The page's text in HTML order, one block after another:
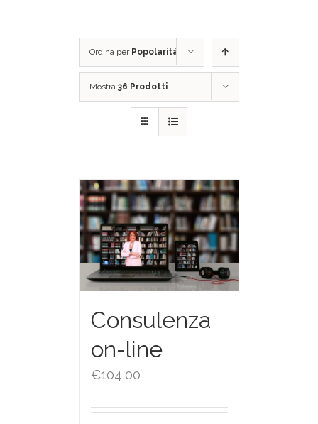
Ordina per Popolarità
Mostra 36 Prodotti
Consulenza
on-line
€104,00